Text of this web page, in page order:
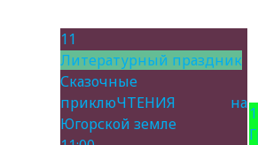
11
Литературный праздник
Сказочные
приклюЧТЕНИЯ на
Югорской земле